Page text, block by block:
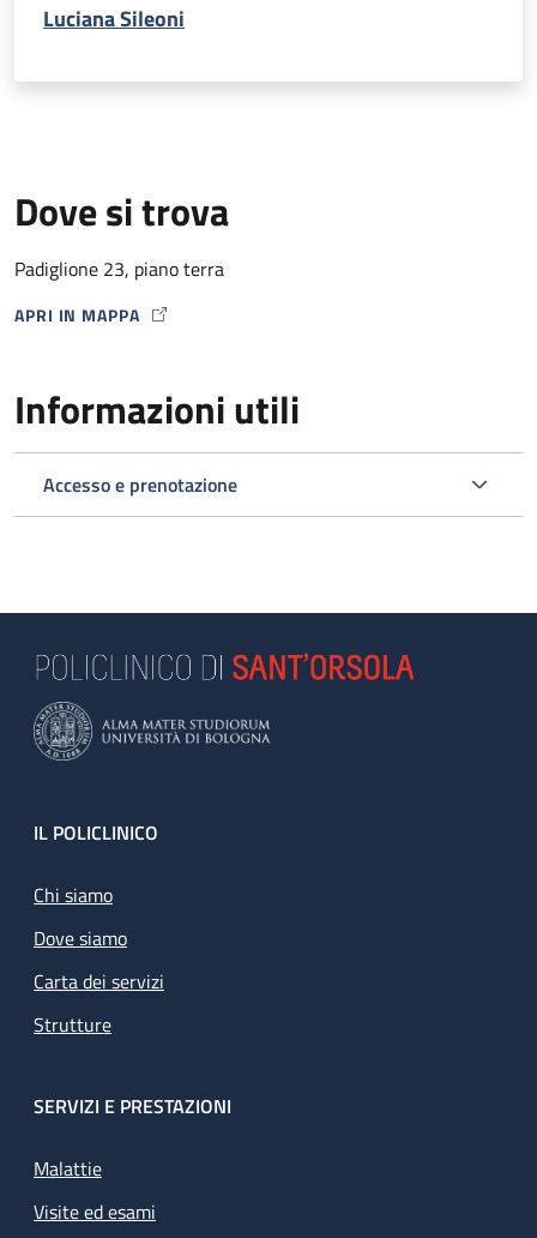
Luciana Sileoni
Dove si trova
Padiglione 23, piano terra
APRI IN MAPPA
MAP ICON
Informazioni utili
Accesso e prenotazione
Footer
IL POLICLINICO
Chi siamo
Dove siamo
Carta dei servizi
Strutture
SERVIZI E PRESTAZIONI
Malattie
Visite ed esami